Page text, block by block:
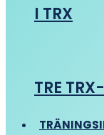
I TRX
TRE